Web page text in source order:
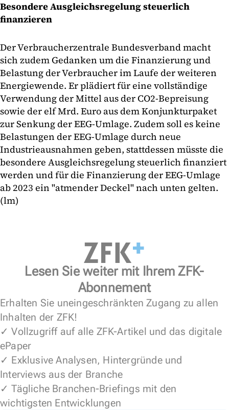
Besondere Ausgleichsregelung steuerlich
finanzieren
Der Verbraucherzentrale Bundesverband macht
sich zudem Gedanken um die Finanzierung und
Belastung der Verbraucher im Laufe der weiteren
Energiewende. Er plädiert für eine vollständige
Verwendung der Mittel aus der CO2-Bepreisung
sowie der elf Mrd. Euro aus dem Konjunkturpaket
zur Senkung der EEG-Umlage. Zudem soll es keine
Belastungen der EEG-Umlage durch neue
Industrieausnahmen geben, stattdessen müsste die
besondere Ausgleichsregelung steuerlich finanziert
werden und für die Finanzierung der EEG-Umlage
ab 2023 ein "atmender Deckel" nach unten gelten.
(lm)
Lesen Sie weiter mit Ihrem ZFK-
Abonnement
Erhalten Sie uneingeschränkten Zugang zu allen
Inhalten der ZFK!
✓ Vollzugriff auf alle ZFK-Artikel und das digitale
ePaper
✓ Exklusive Analysen, Hintergründe und
Interviews aus der Branche
✓ Tägliche Branchen-Briefings mit den
wichtigsten Entwicklungen